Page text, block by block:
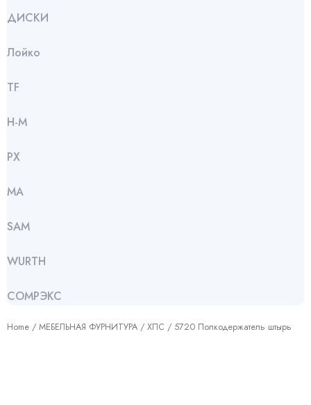
ДИСКИ
Лойко
TF
Н-М
РХ
МА
SАМ
WURTH
СОМРЭКС
Home / МЕБЕЛЬНАЯ ФУРНИТУРА / ХПС / 5720 Полкодержатель штырь